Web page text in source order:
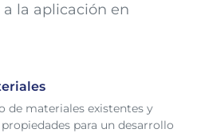
la aplicación en
de materiales existentes y
para un desarrollo